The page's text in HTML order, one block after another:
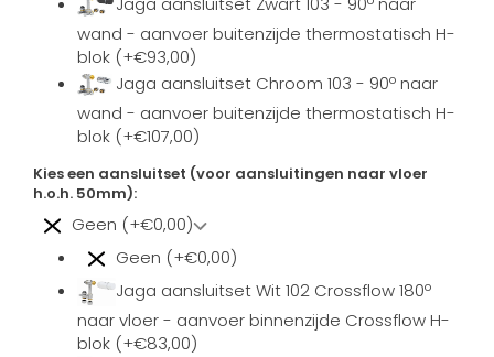
wand - aanvoer buitenzijde thermostatisch H-
blok (+€93,00)
Jaga aansluitset Chroom 103 - 90º naar
wand - aanvoer buitenzijde thermostatisch H-
blok (+€107,00)
Kies een aansluitset (voor aansluitingen naar vloer
h.o.h. 50mm):
Geen (+€0,00)
Geen (+€0,00)
Jaga aansluitset Wit 102 Crossflow 180º
naar vloer - aanvoer binnenzijde Crossflow H-
blok (+€83,00)